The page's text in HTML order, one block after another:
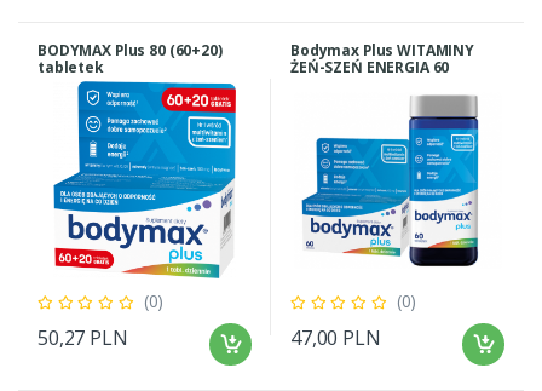
BODYMAX Plus 80 (60+20)
tabletek
(0)
50,27 PLN
Bodymax Plus WITAMINY
ŻEŃ-SZEŃ ENERGIA 60
(0)
47,00 PLN